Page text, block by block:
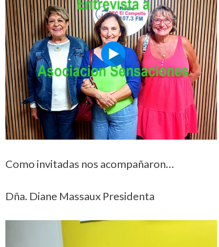
Como invitadas nos acompañaron…
Dña. Diane Massaux Presidenta